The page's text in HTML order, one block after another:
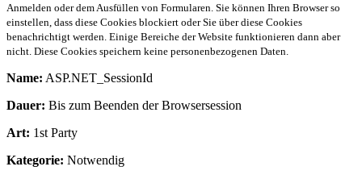
Anmelden oder dem Ausfüllen von Formularen. Sie können Ihren Browser so
einstellen, dass diese Cookies blockiert oder Sie über diese Cookies
benachrichtigt werden. Einige Bereiche der Website funktionieren dann aber
nicht. Diese Cookies speichern keine personenbezogenen Daten.
Name: ASP.NET_SessionId
Dauer: Bis zum Beenden der Browsersession
Art: 1st Party
Kategorie: Notwendig